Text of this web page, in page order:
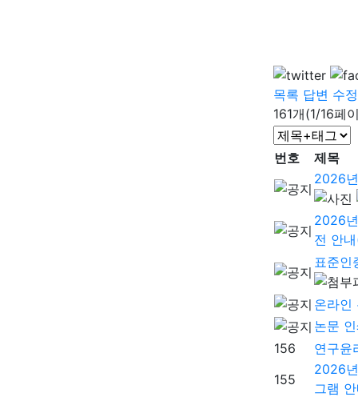
목록 답변 수정
161개(1/16페
번호
제목
2026
2026
전 안
표준인
온라인
논문
156
연구윤
155
2026
그램